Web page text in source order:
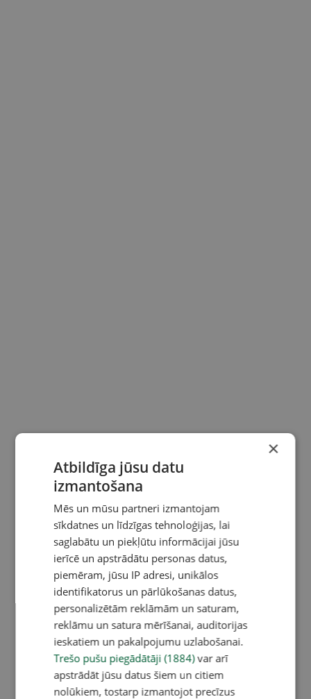
×
Atbildīga jūsu datu
izmantošana
Mēs un mūsu partneri izmantojam
sīkdatnes un līdzīgas tehnoloģijas, lai
saglabātu un piekļūtu informācijai jūsu
ierīcē un apstrādātu personas datus,
piemēram, jūsu IP adresi, unikālos
identifikatorus un pārlūkošanas datus,
personalizētām reklāmām un saturam,
reklāmu un satura mērīšanai, auditorijas
ieskatiem un pakalpojumu uzlabošanai.
Trešo pušu piegādātāji (1884)var arī
apstrādāt jūsu datus šiem un citiem
nolūkiem, tostarp izmantojot precīzus